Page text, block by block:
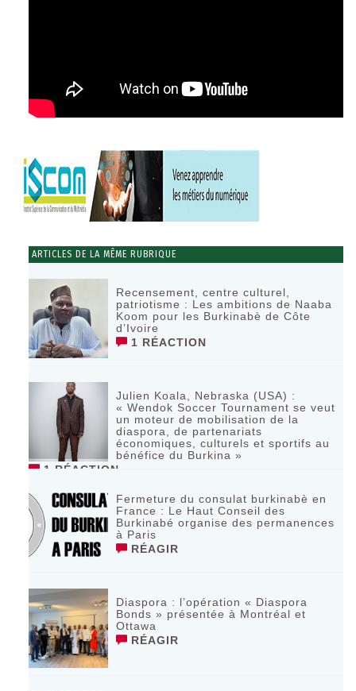
ARTICLES DE LA MÊME RUBRIQUE
Recensement, centre culturel,
patriotisme : Les ambitions de Naaba
Koom pour les Burkinabè de Côte
d’Ivoire
1 RÉACTION
Julien Koala, Nebraska (USA) :
« Wendok Soccer Tournament se veut
un moteur de mobilisation de la
diaspora, de partenariats
économiques, culturels et sportifs au
bénéfice du Burkina »
1 RÉACTION
Fermeture du consulat burkinabè en
France : Le Haut Conseil des
Burkinabé organise des permanences
à Paris
RÉAGIR
Diaspora : l’opération « Diaspora
Bonds » présentée à Montréal et
Ottawa
RÉAGIR